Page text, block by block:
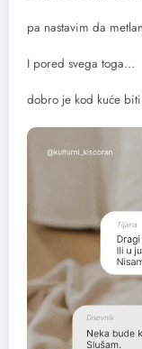
pa nastavim da
I pored svega toga…
dobro je kod kuće